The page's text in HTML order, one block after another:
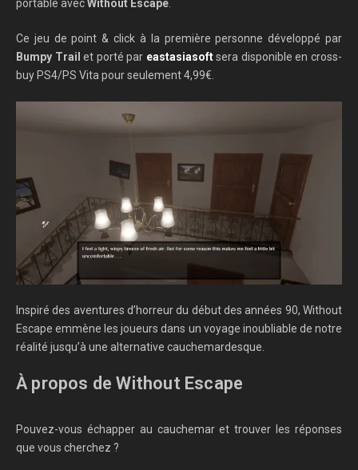
portable avecWithout Escape
Ce jeu de point & click à la première personne développé par
Bumpy Trail et porté par eastasiasoftsera disponible en cross-
buy PS4/PS Vita pour seulement 4,99€.
Inspiré des aventures d’horreur du début des années 90, Without
Escape emmène les joueurs dans un voyage inoubliable de notre
réalité jusqu’à une alternative cauchemardesque.
À propos de Without Escape
Pouvez-vous échapper au cauchemar et trouver les réponses
que vous cherchez ?